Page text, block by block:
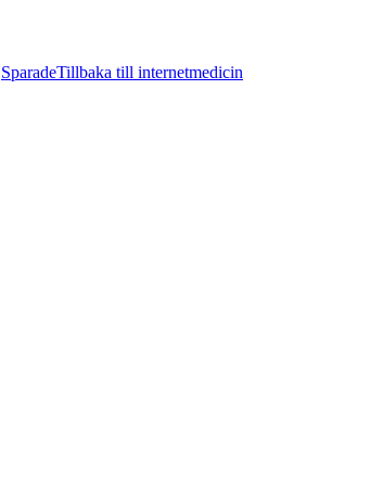
SparadeTillbaka till internetmedicin